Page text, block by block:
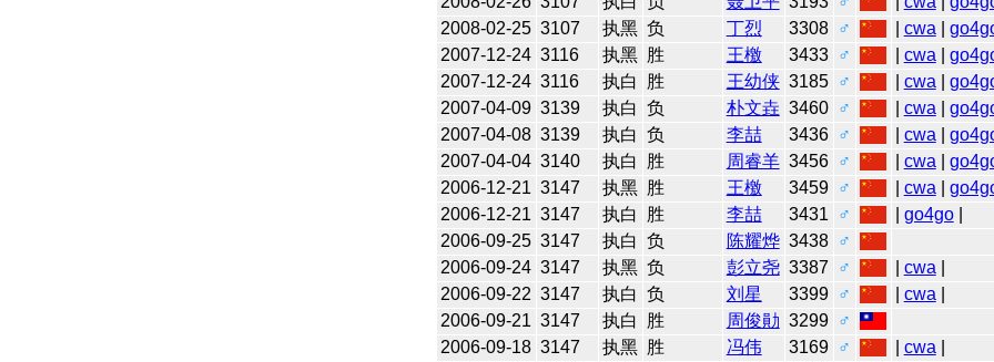
2008-02-25 3107 执黑 负 丁烈 3308 ♂ cwa
2007-12-24 3116 执黑 胜 王檄 3433 ♂ cwa
2007-12-24 3116 执白 胜 王幼侠 3185 ♂ cwa
2007-04-09 3139 执白 负 朴文垚 3460 ♂ cwa
2007-04-08 3139 执白 负 李喆 3436 ♂ cwa
2007-04-04 3140 执白 胜 周睿羊 3456 ♂ cwa
2006-12-21 3147 执黑 胜 王檄 3459 ♂ cwa
2006-12-21 3147 执白 胜 李喆 3431 ♂ go4go|
2006-09-25 3147 执白 负 陈耀烨 3438
♂
2006-09-24 3147 执黑 负 彭立尧 3387 ♂ cwa
2006-09-22 3147 执白 负 刘星 3399 ♂ cwa
2006-09-21 3147 执白 胜 周俊勛 3299
♂
2006-09-18 3147 执黑 胜 冯伟 3169 ♂ cwa